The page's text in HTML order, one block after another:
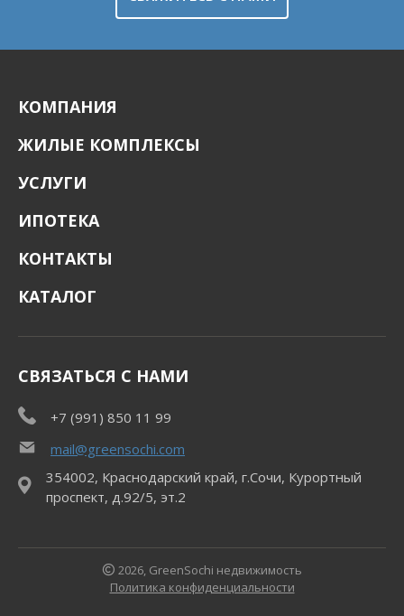
КОМПАНИЯ
ЖИЛЫЕ КОМПЛЕКСЫ
УСЛУГИ
ИПОТЕКА
КОНТАКТЫ
КАТАЛОГ
СВЯЗАТЬСЯ С НАМИ
+7 (991) 850 11 99
mail@greensochi.com
354002, Краснодарский край, г.Сочи, Курортный
проспект, д.92/5, эт.2
2026, GreenSochi недвижимость
Политика конфиденциальности